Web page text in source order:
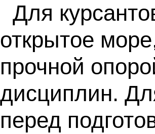
Для
открытое
прочной
дисциплин.
перед